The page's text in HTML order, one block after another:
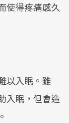
使得疼痛感久
以入眠。雖
入眠，但會造